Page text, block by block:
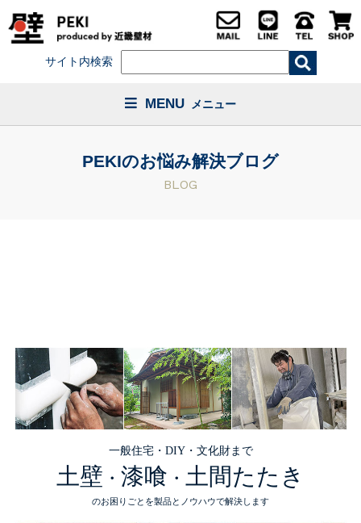
サイト内検索
MENU メニュー
PEKIのお悩み解決ブログ
BLOG
一般住宅・DIY・文化財まで
土壁 ・ 漆喰 ・ 土間たたき
のお困りごとを製品とノウハウで解決します